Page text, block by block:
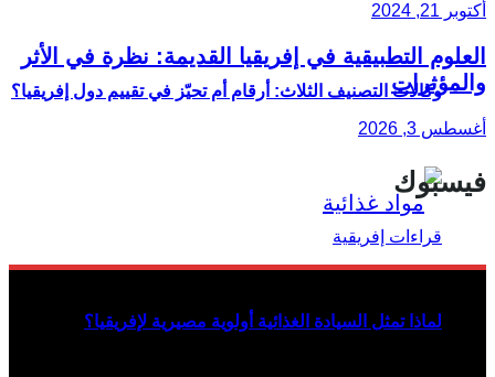
وكالات التصنيف الثلاث: أرقام أم تحيّز في تقييم دول إفريقيا؟
لماذا تمثل السيادة الغذائية أولوية مصيرية لإفريقيا؟
أكتوبر 21, 2024
العلوم التطبيقية في إفريقيا القديمة: نظرة في الأثر
والمؤثرات
أغسطس 3, 2026
فيسبوك